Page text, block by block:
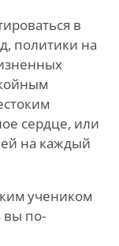
в
политики на
сердце, или
на каждый
учеником
вы по-